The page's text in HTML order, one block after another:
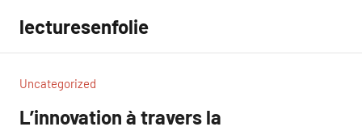
contenu
lecturesenfolie
Uncategorized
L’innovation à travers la